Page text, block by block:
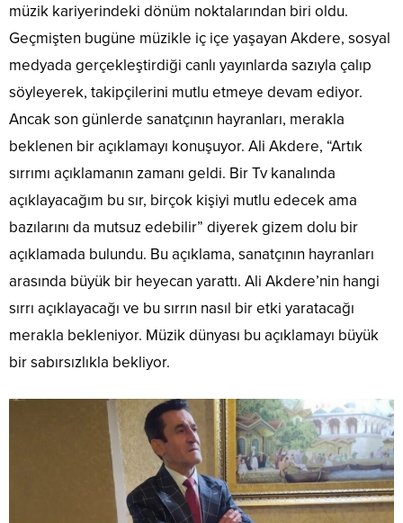
müzik kariyerindeki dönüm noktalarından biri oldu.
Geçmişten bugüne müzikle iç içe yaşayan Akdere, sosyal
medyada gerçekleştirdiği canlı yayınlarda sazıyla çalıp
söyleyerek, takipçilerini mutlu etmeye devam ediyor.
Ancak son günlerde sanatçının hayranları, merakla
beklenen bir açıklamayı konuşuyor. Ali Akdere, “Artık
sırrımı açıklamanın zamanı geldi. Bir Tv kanalında
açıklayacağım bu sır, birçok kişiyi mutlu edecek ama
bazılarını da mutsuz edebilir” diyerek gizem dolu bir
açıklamada bulundu. Bu açıklama, sanatçının hayranları
arasında büyük bir heyecan yarattı. Ali Akdere’nin hangi
sırrı açıklayacağı ve bu sırrın nasıl bir etki yaratacağı
merakla bekleniyor. Müzik dünyası bu açıklamayı büyük
bir sabırsızlıkla bekliyor.